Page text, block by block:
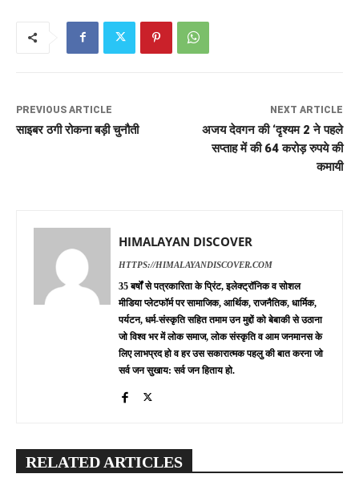
PREVIOUS ARTICLE
साइबर ठगी रोकना बड़ी चुनौती
NEXT ARTICLE
अजय देवगन की ‘दृश्यम 2 ने पहले
सप्ताह में की 64 करोड़ रुपये की
कमायी
HIMALAYAN DISCOVER
HTTPS://HIMALAYANDISCOVER.COM
35 बर्षों से पत्रकारिता के प्रिंट, इलेक्ट्रॉनिक व सोशल
मीडिया प्लेटफॉर्म पर सामाजिक, आर्थिक, राजनैतिक, धार्मिक,
पर्यटन, धर्म-संस्कृति सहित तमाम उन मुद्दों को बेबाकी से उठाना
जो विश्व भर में लोक समाज, लोक संस्कृति व आम जनमानस के
लिए लाभप्रद हो व हर उस सकारात्मक पहलु की बात करना जो
सर्व जन सुखाय: सर्व जन हिताय हो.
RELATED ARTICLES